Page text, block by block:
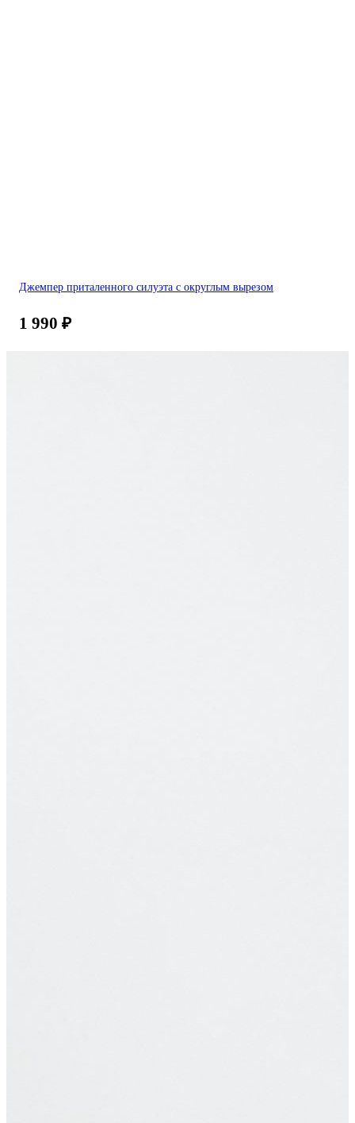
Джемпер приталенного силуэта с округлым вырезом
1 990 ₽